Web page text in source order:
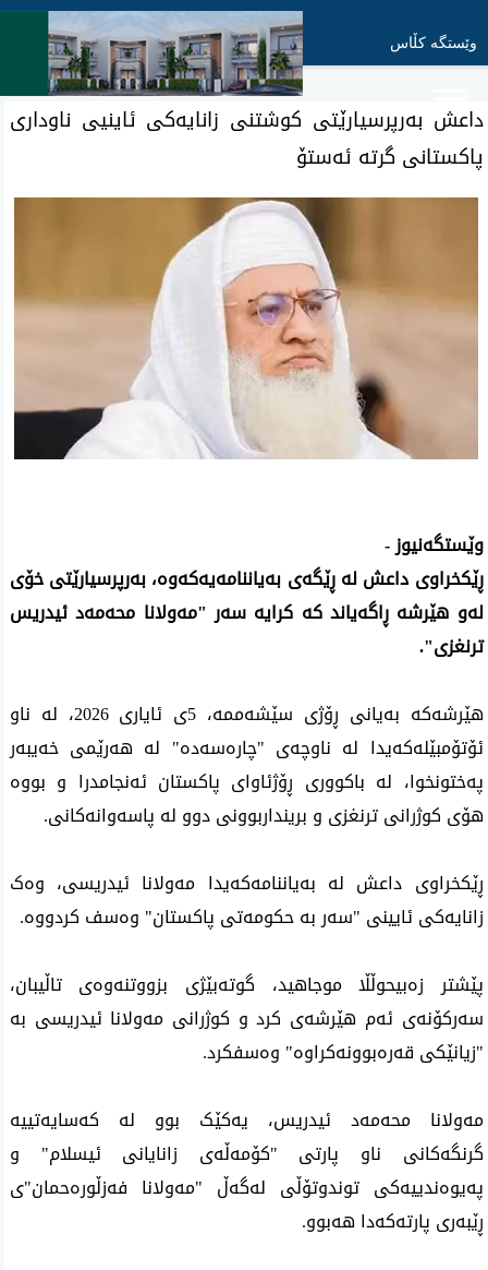
وێستگە کڵاس
داعش بەرپرسیارێتی کوشتنی زانایەکی ئاینیی ناوداری
پاکستانی گرتە ئەستۆ
وێستگه‌نیوز -
ڕێکخراوی داعش لە ڕێگەی بەیاننامەیەکەوە، بەرپرسیارێتی خۆی
لەو هێرشە ڕاگەیاند کە کرایە سەر "مەولانا محەمەد ئیدریس
ترنغزی".
هێرشەکە بەیانی ڕۆژی سێشەممە، 5ی ئایاری 2026، لە ناو
ئۆتۆمبێلەکەیدا لە ناوچەی "چارەسەدە" لە هەرێمی خەیبەر
پەختونخوا، لە باکووری ڕۆژئاوای پاکستان ئەنجامدرا و بووە
هۆی کوژرانی ترنغزی و برینداربوونی دوو لە پاسەوانەکانی.
ڕێکخراوی داعش لە بەیاننامەکەیدا مەولانا ئیدریسی، وەک
زانایەکی ئایینی "سەر بە حکومەتی پاکستان" وەسف کردووە.
پێشتر زەبیحوڵڵا موجاهید، گوتەبێژی بزووتنەوەی تاڵیبان،
سەرکۆنەی ئەم هێرشەی کرد و کوژرانی مەولانا ئیدریسی بە
"زیانێکی قەرەبوونەکراوە" وه‌سفكرد.
مەولانا محەمەد ئیدریس، یەکێک بوو لە کەسایەتییە
گرنگەکانی ناو پارتی "کۆمەڵەی زانایانی ئیسلام" و
پەیوەندییەکی توندوتۆڵی لەگەڵ "مەولانا فەزڵورەحمان"ی
ڕێبەری پارتەکەدا هەبوو.